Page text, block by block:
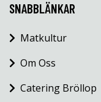
SNABBLÄNKAR
Matkultur
Om Oss
Catering Bröllop